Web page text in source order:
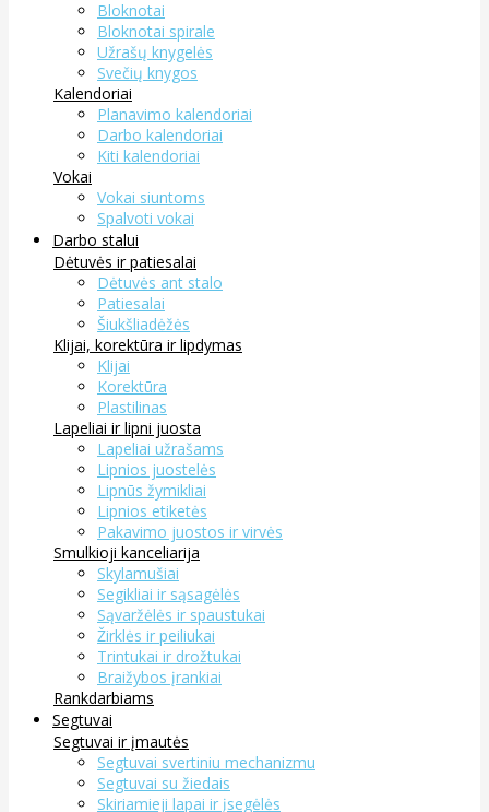
Bloknotai
Bloknotai spirale
Užrašų knygelės
Svečių knygos
Kalendoriai
Planavimo kalendoriai
Darbo kalendoriai
Kiti kalendoriai
Vokai
Vokai siuntoms
Spalvoti vokai
Darbo stalui
Dėtuvės ir patiesalai
Dėtuvės ant stalo
Patiesalai
Šiukšliadėžės
Klijai, korektūra ir lipdymas
Klijai
Korektūra
Plastilinas
Lapeliai ir lipni juosta
Lapeliai užrašams
Lipnios juostelės
Lipnūs žymikliai
Lipnios etiketės
Pakavimo juostos ir virvės
Smulkioji kanceliarija
Skylamušiai
Segikliai ir sąsagėlės
Sąvaržėlės ir spaustukai
Žirklės ir peiliukai
Trintukai ir drožtukai
Braižybos įrankiai
Rankdarbiams
Segtuvai
Segtuvai ir įmautės
Segtuvai svertiniu mechanizmu
Segtuvai su žiedais
Skiriamieji lapai ir įsegėlės